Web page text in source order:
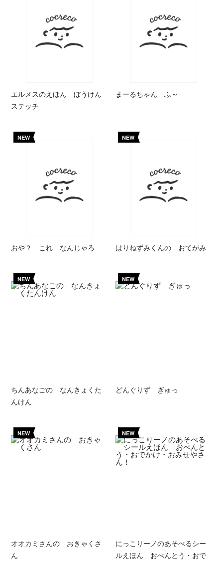
エルメスのえほん ぼうけん
ステッチ
まーるちゃん ふ～
NEW
おや？ これ なんじゃろ
NEW
はりねずみくんの おてがみ
NEW
ちんあなごの なんきょくた
んけん
NEW
どんぐりず ぎゅっ
NEW
オオカミさんの おきゃくさ
ん
NEW
にっこりーノのあそべるシー
ルえほん おべんとう・おで